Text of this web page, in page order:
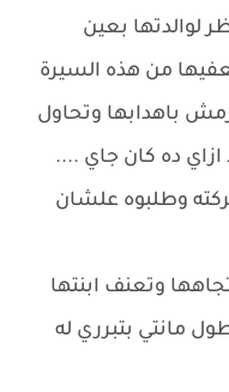
لوالدتها بعين
من هذه السيرة
باهدابها وتحاول
ازاي ده كان جاي ....
وطلبوه علشان
وتعنف ابنتها
مانتي بتبرري له